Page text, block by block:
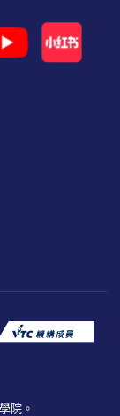
院。